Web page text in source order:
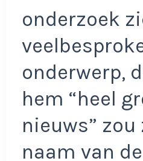
onderzoek
onderwerp,
hem “heel
nieuws”
naam van